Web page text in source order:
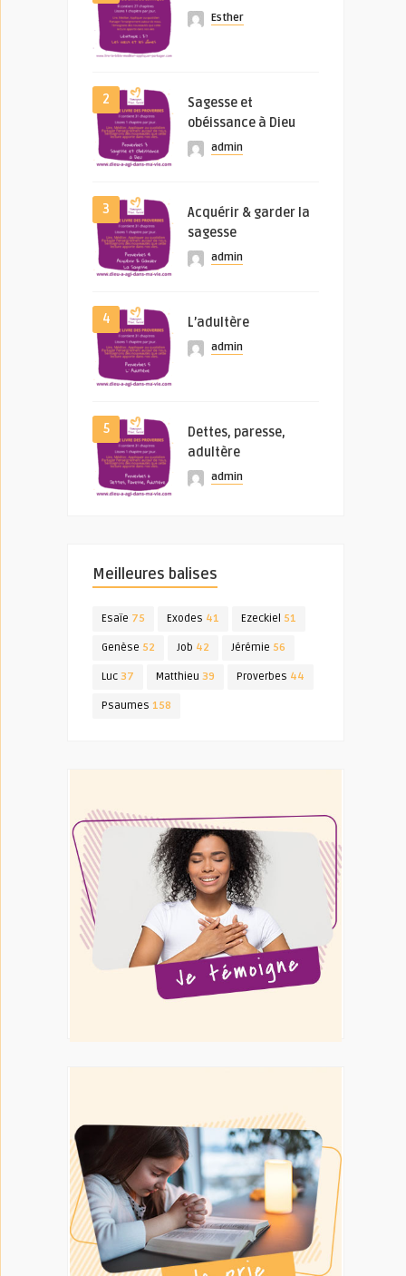
Esther
2
Sagesse et
obéissance à Dieu
admin
3
Acquérir & garder la
sagesse
admin
4 L’adultère
admin
5
Dettes, paresse,
adultère
admin
Meilleures balises
Esaïe 75 Exodes 41 Ezeckiel 51
Genèse 52 Job 42 Jérémie 56
Luc 37 Matthieu 39 Proverbes 44
Psaumes 158